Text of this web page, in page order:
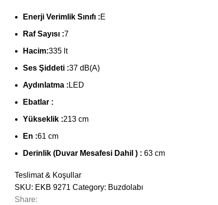
Enerji Verimlik Sınıfı :E
Raf Sayısı :7
Hacim:335 lt
Ses Şiddeti :37 dB(A)
Aydınlatma : LED
Ebatlar :
Yükseklik :213 cm
En :61 cm
Derinlik (Duvar Mesafesi Dahil ) : 63 cm
Teslimat & Koşullar
SKU: EKB 9271 Category: Buzdolabı
Share: